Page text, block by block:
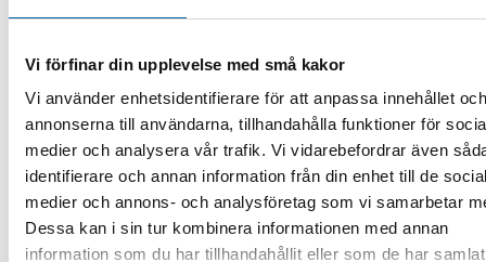
Vi förfinar din upplevelse med små kakor
Vi använder enhetsidentifierare för att anpassa innehållet och
annonserna till användarna, tillhandahålla funktioner för
medier och analysera vår trafik. Vi vidarebefordrar även
identifierare och annan information från din enhet till de
medier och annons- och analysföretag som vi samarbetar
Dessa kan i sin tur kombinera informationen med annan
information som du har tillhandahållit eller som de har
✔ Fraktfritt över 1000 kr »
✔ Lagervaror skickas inom 48h »
Leveranstid
Lagervaror skickas normalt inom 48h (arbetsdagar).
Reservation för längre tid.
Leveranstider som anges på produkter är preliminära och
förutsätter att leverantören har produkten i lager. Annars
återkommer vi med leveranstid.